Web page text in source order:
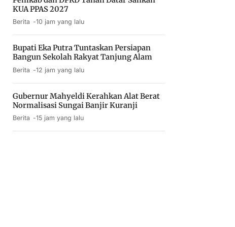
KUA PPAS 2027
Berita 10 jam yang lalu
Bupati Eka Putra Tuntaskan Persiapan
Bangun Sekolah Rakyat Tanjung Alam
Berita 12 jam yang lalu
Gubernur Mahyeldi Kerahkan Alat Berat
Normalisasi Sungai Banjir Kuranji
Berita 15 jam yang lalu